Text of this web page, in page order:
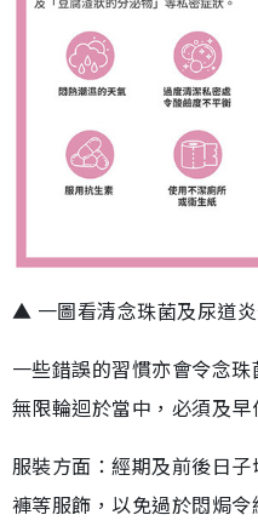
▲ 一圖看清念珠菌及尿道
一些錯誤的習慣亦會令念
無限輪迴於當中，必須及早
服裝方面：經期及前後日
褲等服飾，以免過於悶焗令